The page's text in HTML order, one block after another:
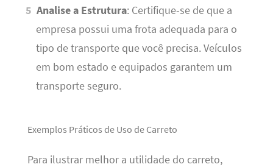
Analise a Estrutura: Certifique-se de que a
empresa possui uma frota adequada para o
tipo de transporte que você precisa. Veículos
em bom estado e equipados garantem um
transporte seguro.
Exemplos Práticos de Uso de Carreto
Para ilustrar melhor a utilidade do carreto,